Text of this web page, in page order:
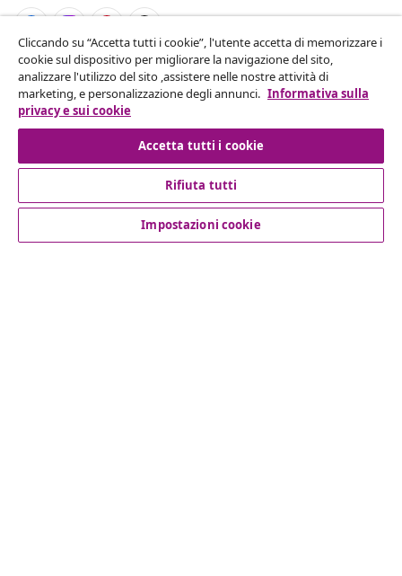
Recesso dal contratto
Invia una richiesta di recesso per il tuo ordine.
Recesso dal contratto
Cliccando su “Accetta tutti i cookie”, l'utente accetta di memorizzare i
cookie sul dispositivo per migliorare la navigazione del sito,
analizzare l'utilizzo del sito ,assistere nelle nostre attività di
marketing, e personalizzazione degli annunci. Informativa sulla
privacy e sui cookie
Accetta tutti i cookie
Rifiuta tutti
Impostazioni cookie